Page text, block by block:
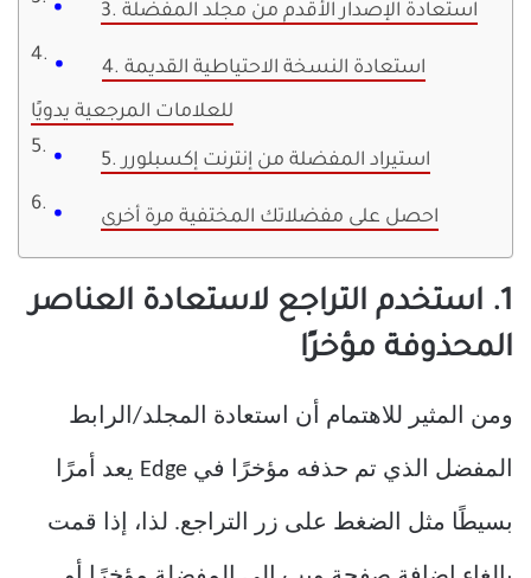
3. استعادة الإصدار الأقدم من مجلد المفضلة
4. استعادة النسخة الاحتياطية القديمة
للعلامات المرجعية يدويًا
5. استيراد المفضلة من إنترنت إكسبلورر
احصل على مفضلاتك المختفية مرة أخرى
1. استخدم التراجع لاستعادة العناصر
المحذوفة مؤخرًا
ومن المثير للاهتمام أن استعادة المجلد/الرابط
المفضل الذي تم حذفه مؤخرًا في Edge يعد أمرًا
بسيطًا مثل الضغط على زر التراجع. لذا، إذا قمت